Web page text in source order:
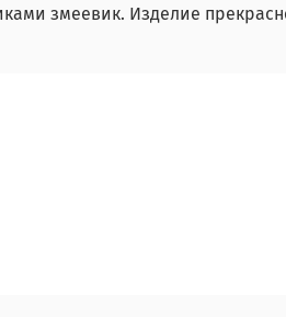
змеевик. Изделие